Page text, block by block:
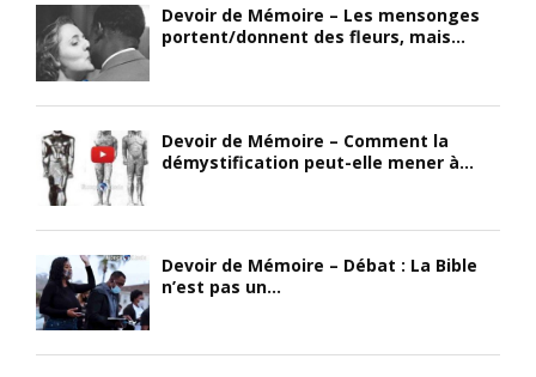
Devoir de Mémoire – Les mensonges
portent/donnent des fleurs, mais...
Devoir de Mémoire – Comment la
démystification peut-elle mener à...
Devoir de Mémoire – Débat : La Bible
n’est pas un...